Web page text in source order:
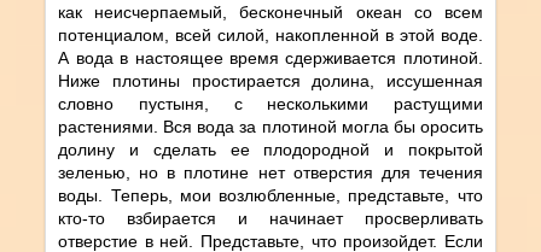
как неисчерпаемый, бесконечный океан со всем
потенциалом, всей силой, накопленной в этой воде.
А вода в настоящее время сдерживается плотиной.
Ниже плотины простирается долина, иссушенная
словно пустыня, с несколькими растущими
растениями. Вся вода за плотиной могла бы оросить
долину и сделать ее плодородной и покрытой
зеленью, но в плотине нет отверстия для течения
воды. Теперь, мои возлюбленные, представьте, что
кто-то взбирается и начинает просверливать
отверстие в ней. Представьте, что произойдет. Если